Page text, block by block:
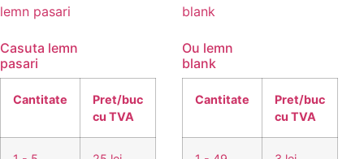
Casuta lemn
pasari
Cantitate
Pret/buc
cu TVA
Ou lemn
blank
Cantitate
Pret/buc
cu TVA